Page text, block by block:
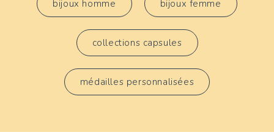
bijoux homme bijoux femme
collections capsules
médailles personnalisées